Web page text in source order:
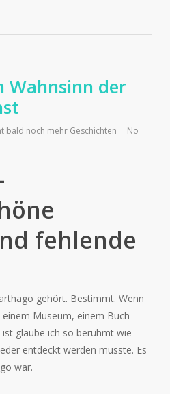
Wahnsinn der
bald noch mehr Geschichten
No
fehlende
gehört. Bestimmt. Wenn
Museum, einem Buch
glaube ich so berühmt wie
entdeckt werden musste. Es
war.